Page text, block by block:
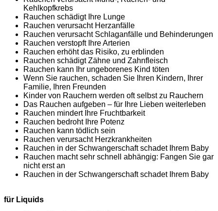
Kehlkopfkrebs
Rauchen schädigt Ihre Lunge
Rauchen verursacht Herzanfälle
Rauchen verursacht Schlaganfälle und Behinderungen
Rauchen verstopft Ihre Arterien
Rauchen erhöht das Risiko, zu erblinden
Rauchen schädigt Zähne und Zahnfleisch
Rauchen kann Ihr ungeborenes Kind töten
Wenn Sie rauchen, schaden Sie Ihren Kindern, Ihrer
Familie, Ihren Freunden
Kinder von Rauchern werden oft selbst zu Rauchern
Das Rauchen aufgeben – für Ihre Lieben weiterleben
Rauchen mindert Ihre Fruchtbarkeit
Rauchen bedroht Ihre Potenz
Rauchen kann tödlich sein
Rauchen verursacht Herzkrankheiten
Rauchen in der Schwangerschaft schadet Ihrem Baby
Rauchen macht sehr schnell abhängig: Fangen Sie gar
nicht erst an
Rauchen in der Schwangerschaft schadet Ihrem Baby
für Liquids